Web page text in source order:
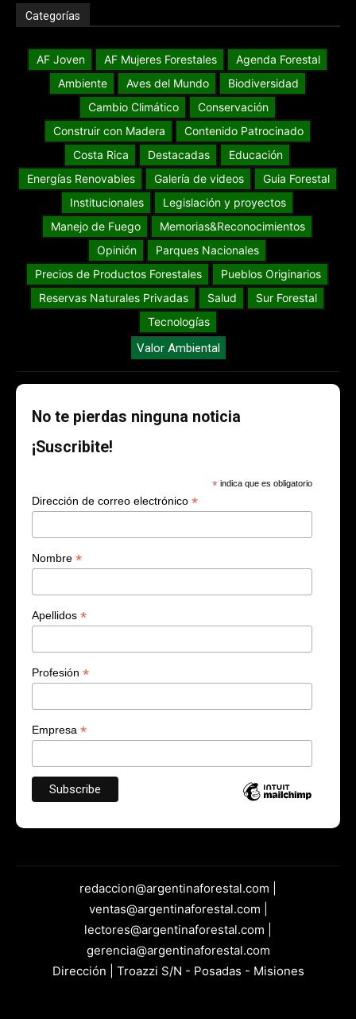
Categorías
AF Joven AF Mujeres Forestales
Agenda Forestal
Ambiente
Aves del Mundo
Biodiversidad
Cambio Climático
Conservación
Construir con Madera
Contenido Patrocinado
Costa Rica
Destacadas
Educación
Energías Renovables
Galería de videos
Guia Forestal
Institucionales
Legislación y proyectos
Manejo de Fuego
Memorias&Reconocimientos
Opinión
Parques Nacionales
Precios de Productos Forestales
Pueblos Originarios
Reservas Naturales Privadas
Salud
Sur Forestal
Tecnologías
Valor Ambiental
No te pierdas ninguna noticia
¡Suscribite!
* indica que es obligatorio
Dirección de correo electrónico *
Nombre *
Apellidos *
Profesión *
Empresa *
redaccion@argentinaforestal.com |
ventas@argentinaforestal.com |
lectores@argentinaforestal.com |
gerencia@argentinaforestal.com
Dirección | Troazzi S/N - Posadas - Misiones